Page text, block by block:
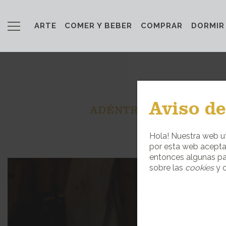
ARTE COMER Y BEBER COMPRAR DORMIR
ADÉNTRATE EN EL
Aviso
Hola! Nuestra web
por esta web
entonces algunas
sobre las cookiesy